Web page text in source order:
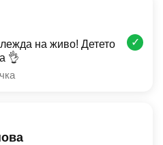
на живо! Детето
👌
✓